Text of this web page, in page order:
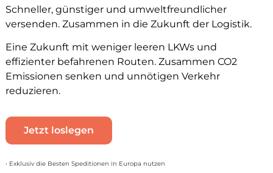
Schneller, günstiger und umweltfreundlicher
versenden. Zusammen in die Zukunft der Logistik.
Eine Zukunft mit weniger leeren LKWs und
effizienter befahrenen Routen. Zusammen CO2
Emissionen senken und unnötigen Verkehr
reduzieren.
Jetzt loslegen
• Exklusiv die Besten Speditionen in Europa nutzen